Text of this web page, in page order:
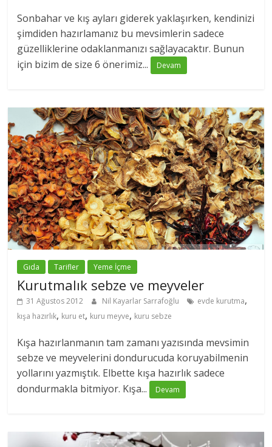
Sonbahar ve kış ayları giderek yaklaşırken, kendinizi
şimdiden hazırlamanız bu mevsimlerin sadece
güzelliklerine odaklanmanızı sağlayacaktır. Bunun
için bizim de size 6 önerimiz...
Devam
Gıda Tarifler Yeme İçme
Kurutmalık sebze ve meyveler
31 Ağustos 2012 Nil Kayarlar Sarrafoğlu evde kurutma,
kışa hazırlık, kuru et, kuru meyve, kuru sebze
Kışa hazırlanmanın tam zamanı yazısında mevsimin
sebze ve meyvelerini dondurucuda koruyabilmenin
yollarını yazmıştık. Elbette kışa hazırlık sadece
dondurmakla bitmiyor. Kışa...
Devam